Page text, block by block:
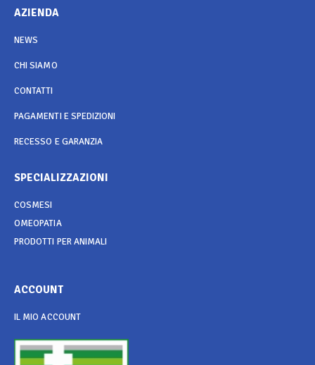
AZIENDA
NEWS
CHI SIAMO
CONTATTI
PAGAMENTI E SPEDIZIONI
RECESSO E GARANZIA
SPECIALIZZAZIONI
COSMESI
OMEOPATIA
PRODOTTI PER ANIMALI
ACCOUNT
IL MIO ACCOUNT